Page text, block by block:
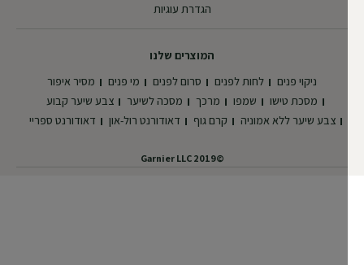
המוצרים שלנו
ניקוי פנים
לחות לפנים סרום לפנים מי פנים
מסיר איפור
מסכת טישו
שמפו מרכך מסכה לשיער
צבע שיער קבוע
צבע שיער ללא אמוניה
קרם גוף דאודורנט רול-און דאודורנט ספריי
הגדרת עוגיות